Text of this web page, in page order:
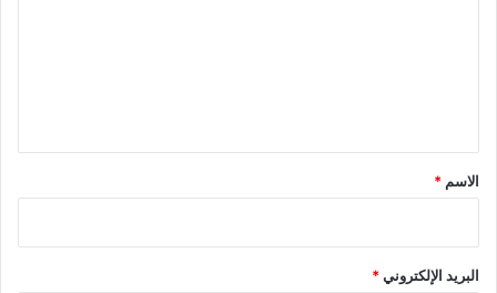
*
الاسم *
البريد الإلكتروني*